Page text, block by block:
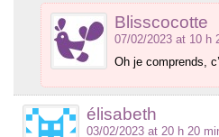
Blisscocotte
07/02/2023 at 10 h
Oh je comprends,
élisabeth
03/02/2023 at 20 h 20